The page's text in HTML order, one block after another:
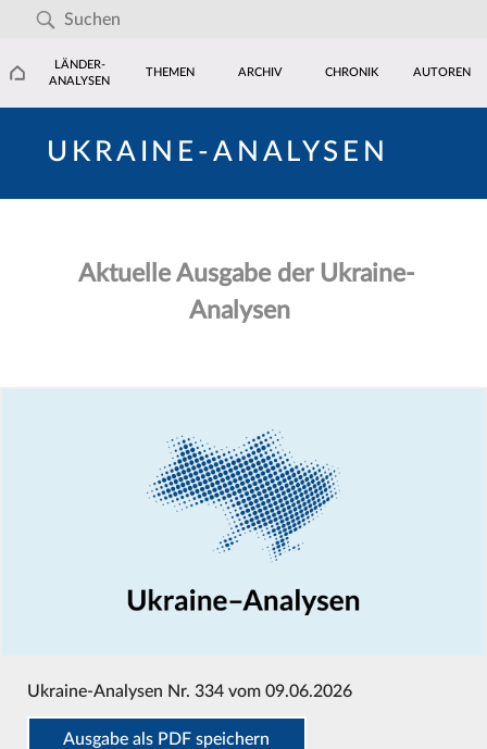
LÄNDER-
ANALYSEN
THEMEN ARCHIV CHRONIK AUTOREN
UKRAINE-ANALYSEN
Aktuelle Ausgabe der Ukraine-
Analysen
Ukraine-Analysen Nr. 334 vom 09.06.2026
Ausgabe als PDF speichern